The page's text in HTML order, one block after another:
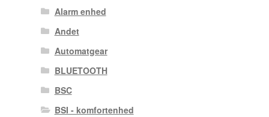
Alarm enhed
Andet
Automatgear
BLUETOOTH
BSC
BSI - komfortenhed